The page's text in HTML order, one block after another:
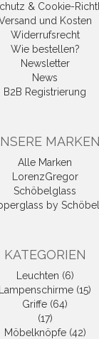
& Cookie-
und Kosten
Widerrufsrecht
Wie bestellen?
Newsletter
News
B2B Registrierung
MARKEN
Alle Marken
LorenzGregor
Schöbelglass
by Schöbel
KATEGORIEN
Leuchten (6)
Lampenschirme (15)
Griffe (64)
(17)
Möbelknöpfe (42)